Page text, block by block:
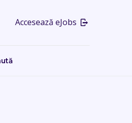
Accesează eJobs